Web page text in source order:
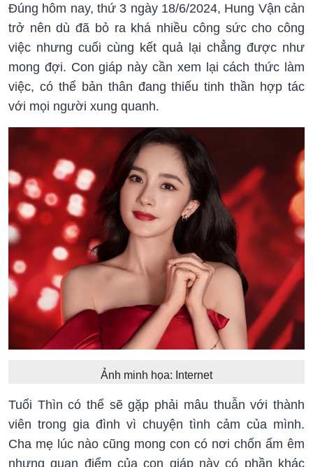
Đúng hôm nay, thứ 3 ngày 18/6/2024, Hung Vận cản
trở nên dù đã bỏ ra khá nhiều công sức cho công
việc nhưng cuối cùng kết quả lại chẳng được như
mong đợi. Con giáp này cần xem lại cách thức làm
việc, có thể bản thân đang thiếu tinh thần hợp tác
với mọi người xung quanh.
Ảnh minh họa: Internet
Tuổi Thìn có thể sẽ gặp phải mâu thuẫn với thành
viên trong gia đình vì chuyện tình cảm của mình.
Cha mẹ lúc nào cũng mong con có nơi chốn ấm êm
nhưng quan điểm của con giáp này có phần khác